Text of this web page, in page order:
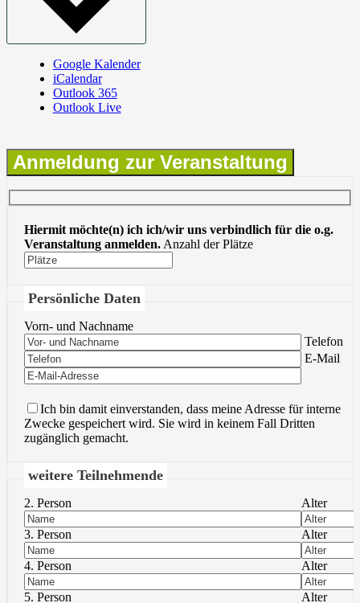
Google Kalender
iCalendar
Outlook 365
Outlook Live
Anmeldung zur Veranstaltung
Hiermit möchte(n) ich ich/wir uns verbindlich für die o.g.
Veranstaltung anmelden. Anzahl der Plätze
Persönliche Daten
Vorn- und Nachname
Bitte lasse
Telefon
Bitte lasse
E-Mail
Ich bin damit einverstanden, dass meine Adresse für interne
Zwecke gespeichert wird. Sie wird in keinem Fall Dritten
zugänglich gemacht.
weitere Teilnehmende
2. Person Alter
3. Person Alter
4. Person Alter
5. Person Alter